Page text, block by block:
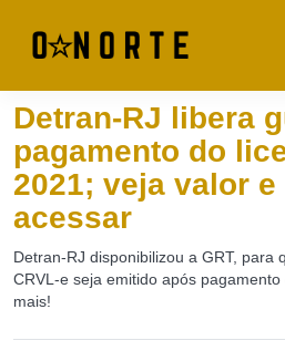
Detran-RJ libera
pagamento do
2021; veja valor e
acessar
Detran-RJ disponibilizou a GRT, para
CRVL-e seja emitido após pagamento
mais!